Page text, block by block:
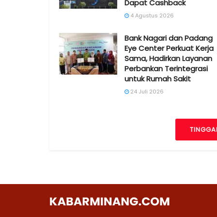
Dapat Cashback
4 Agustus 2026
Bank Nagari dan Padang
Eye Center Perkuat Kerja
Sama, Hadirkan Layanan
Perbankan Terintegrasi
untuk Rumah Sakit
24 Juli 2026